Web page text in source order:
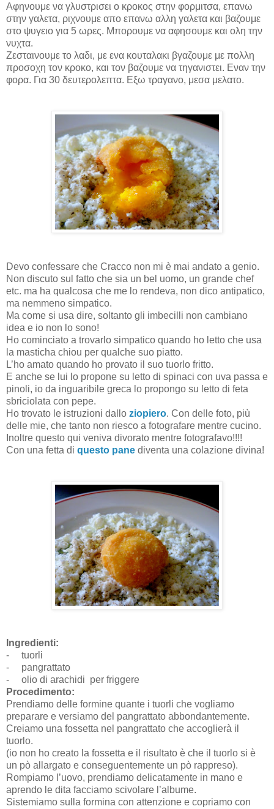
Αφηνουμε να γλυστρισει ο κροκος στην φορμιτσα, επανω
στην γαλετα, ριχνουμε απο επανω αλλη γαλετα και βαζουμε
στο ψυγειο για 5 ωρες. Μπορουμε να αφησουμε και ολη την
νυχτα.
Ζεσταινουμε το λαδι, με ενα κουταλακι βγαζουμε με πολλη
προσοχη τον κροκο, και τον βαζουμε να τηγανιστει. Εναν την
φορα. Για 30 δευτερολεπτα. Εξω τραγανο, μεσα μελατο.
Devo confessare che Cracco non mi è mai andato a genio.
Non discuto sul fatto che sia un bel uomo, un grande chef
etc. ma ha qualcosa che me lo rendeva, non dico antipatico,
ma nemmeno simpatico.
Ma come si usa dire, soltanto gli imbecilli non cambiano
idea e io non lo sono!
Ho cominciato a trovarlo simpatico quando ho letto che usa
la masticha chiou per qualche suo piatto.
L’ho amato quando ho provato il suo tuorlo fritto.
E anche se lui lo propone su letto di spinaci con uva passa e
pinoli, io da inguaribile greca lo propongo su letto di feta
sbriciolata con pepe.
Ho trovato le istruzioni dallo ziopiero. Con delle foto, più
delle mie, che tanto non riesco a fotografare mentre cucino.
Inoltre questo qui veniva divorato mentre fotografavo!!!!
Con una fetta di questo pane diventa una colazione divina!
Ingredienti:
-
tuorli
-
pangrattato
-
olio di arachidi per friggere
Procedimento:
Prendiamo delle formine quante i tuorli che vogliamo
preparare e versiamo del pangrattato abbondantemente.
Creiamo una fossetta nel pangrattato che accoglierà il
tuorlo.
(io non ho creato la fossetta e il risultato è che il tuorlo si è
un pò allargato e conseguentemente un pò rappreso).
Rompiamo l’uovo, prendiamo delicatamente in mano e
aprendo le dita facciamo scivolare l’albume.
Sistemiamo sulla formina con attenzione e copriamo con